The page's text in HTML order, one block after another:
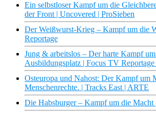
Ein selbstloser Kampf um die
der Front | Uncovered | ProSieben
Der Weißwurst-Krieg – Kampf um die
Reportage
Jung & arbeitslos – Der harte Kampf
Ausbildungsplatz | Focus TV Reportage
Osteuropa und Nahost: Der Kampf um
Menschenrechte. | Tracks East | ARTE
Die Habsburger – Kampf um die